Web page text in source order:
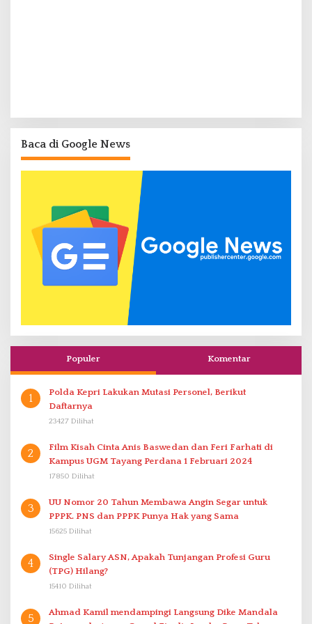
Baca di Google News
Populer Komentar
1
Polda Kepri Lakukan Mutasi Personel, Berikut
Daftarnya
23427 Dilihat
2
Film Kisah Cinta Anis Baswedan dan Feri Farhati di
Kampus UGM Tayang Perdana 1 Februari 2024
17850 Dilihat
3
UU Nomor 20 Tahun Membawa Angin Segar untuk
PPPK. PNS dan PPPK Punya Hak yang Sama
15625 Dilihat
4
Single Salary ASN, Apakah Tunjangan Profesi Guru
(TPG) Hilang?
15410 Dilihat
5
Ahmad Kamil mendampingi Langsung Dike Mandala